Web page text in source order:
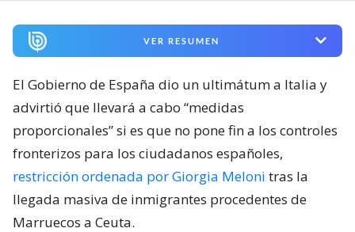
VER RESUMEN
El Gobierno de España dio un ultimátum a Italia y
advirtió que llevará a cabo “medidas
proporcionales” si es que no pone fin a los controles
fronterizos para los ciudadanos españoles,
restricción ordenada por Giorgia Meloni tras la
llegada masiva de inmigrantes procedentes de
Marruecos a Ceuta.